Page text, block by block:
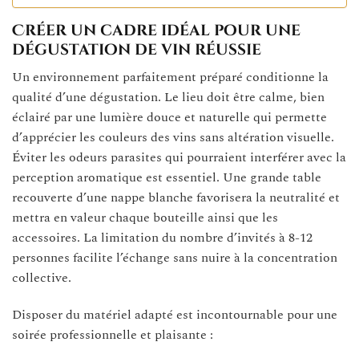
Créer un cadre idéal pour une
dégustation de vin réussie
Un environnement parfaitement préparé conditionne la
qualité d’une dégustation. Le lieu doit être calme, bien
éclairé par une lumière douce et naturelle qui permette
d’apprécier les couleurs des vins sans altération visuelle.
Éviter les odeurs parasites qui pourraient interférer avec la
perception aromatique est essentiel. Une grande table
recouverte d’une nappe blanche favorisera la neutralité et
mettra en valeur chaque bouteille ainsi que les
accessoires. La limitation du nombre d’invités à 8-12
personnes facilite l’échange sans nuire à la concentration
collective.
Disposer du matériel adapté est incontournable pour une
soirée professionnelle et plaisante :